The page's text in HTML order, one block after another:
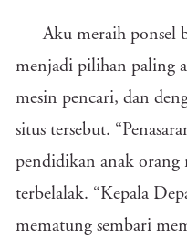
Aku meraih ponsel
menjadi pilihan paling
mesin pencari, dan
situs tersebut.
pendidikan anak
terbelalak. “Kepala
mematung sembari